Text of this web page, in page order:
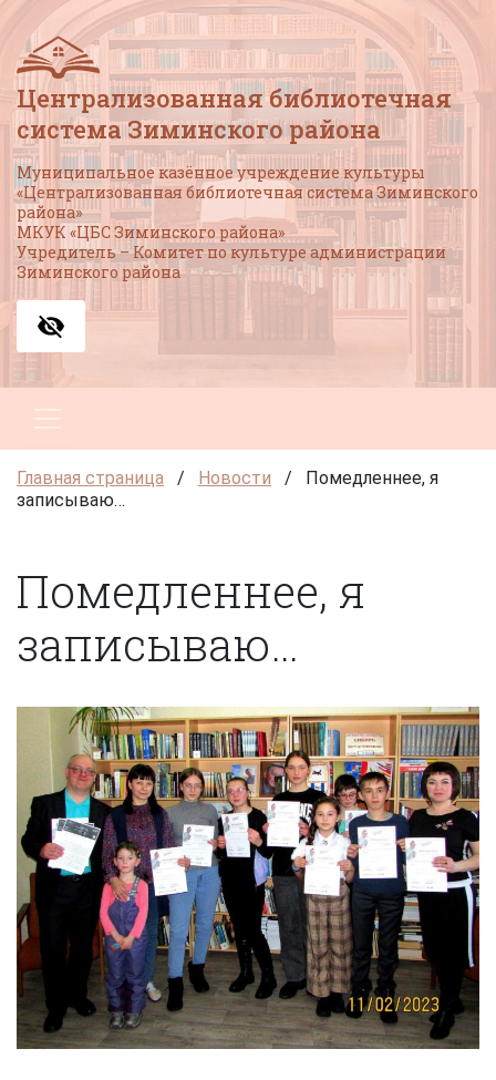
Централизованная библиотечная
система Зиминского района
Муниципальное казённое учреждение культуры
«Централизованная библиотечная система Зиминского
района»
МКУК «ЦБС Зиминского района»
Учредитель – Комитет по культуре администрации
Зиминского района
Главная страница / Новости /
Помедленнее, я
записываю…
Помедленнее, я
записываю…